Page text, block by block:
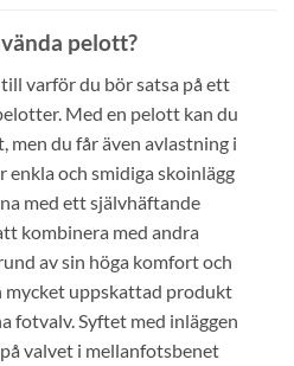
pelott?
varför du bör satsa på ett
Med en pelott kan du
men du får även avlastning i
enkla och smidiga skoinlägg
med ett självhäftande
kombinera med andra
av sin höga komfort och
uppskattad produkt
fotvalv. Syftet med inläggen
valvet i mellanfotsbenet